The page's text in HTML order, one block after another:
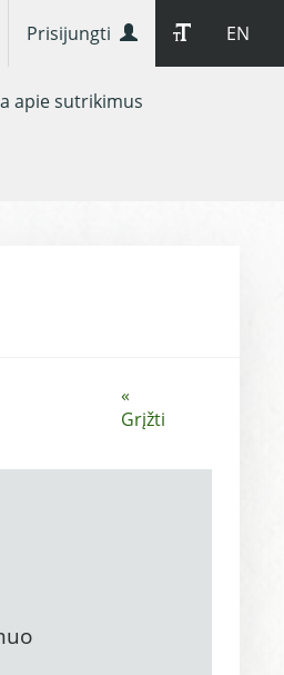
EN
Prisijungti
apie sutrikimus
«
Grįžti